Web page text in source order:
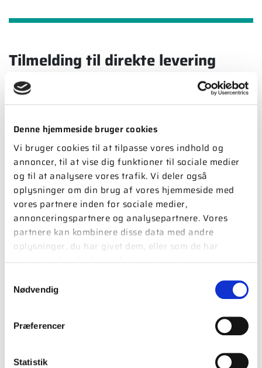
Denne hjemmeside bruger cookies
Vi bruger cookies til at tilpasse vores indhold og
annoncer, til at vise dig funktioner til sociale medier
og til at analysere vores trafik. Vi deler også
oplysninger om din brug af vores hjemmeside med
vores partnere inden for sociale medier,
annonceringspartnere og analysepartnere. Vores
partnere kan kombinere disse data med andre
oplysninger, du har givet dem, eller som de har
Nødvendig
Præferencer
Statistik
Tilmelding til direkte levering
Ja tak, vi vil gerne have ABFnyt tilsendt direkte til
andelshaverne i foreningen og er indforstået med at betale
administrations- og portogebyr, uanset foreningens
størrelse.*
Upload fil med alle foreningens adresser
Foreningens navn
Medlemsnummer*